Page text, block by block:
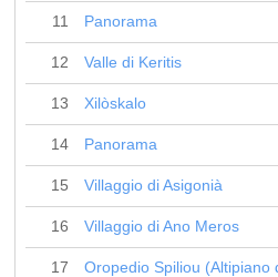
11 Panorama
12 Valle di Keritis
13 Xilòskalo
14 Panorama
15 Villaggio di Asigonià
16 Villaggio di Ano Meros
17 Oropedio Spiliou (Altipiano